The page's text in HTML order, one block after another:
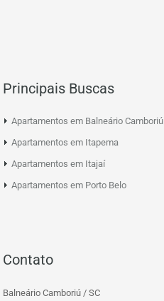
Principais Buscas
Apartamentos em Balneário Camboriú
Apartamentos em Itapema
Apartamentos em Itajaí
Apartamentos em Porto Belo
Contato
Balneário Camboriú / SC